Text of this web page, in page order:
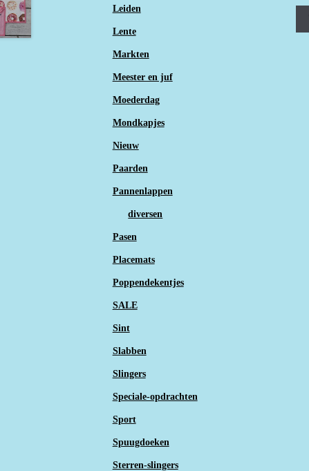
Leiden
Lente
Markten
Meester en juf
Moederdag
Mondkapjes
Nieuw
Paarden
Pannenlappen
diversen
Pasen
Placemats
Poppendekentjes
SALE
Sint
Slabben
Slingers
Speciale-opdrachten
Sport
Spuugdoeken
Sterren-slingers